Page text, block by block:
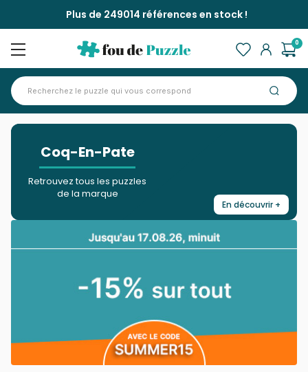
Plus de 249014 références en stock !
0
Coq-En-Pate
Retrouvez tous les puzzles
de la marque
En découvrir +